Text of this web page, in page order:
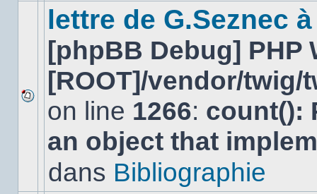
sujet.
Aucun
nouveau
message
non-
dans
lettre de G.Seznec
[phpBB Debug] PHP
[ROOT]/vendor/
on line 1266: count():
an object that
dans Bibliographie